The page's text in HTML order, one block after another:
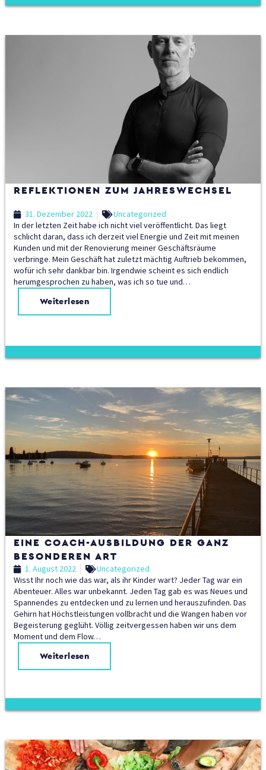
REFLEKTIONEN ZUM JAHRESWECHSEL
31. Dezember 2022
Uncategorized
In der letzten Zeit habe ich nicht viel veröffentlicht. Das liegt
schlicht daran, dass ich derzeit viel Energie und Zeit mit meinen
Kunden und mit der Renovierung meiner Geschäftsräume
verbringe. Mein Geschäft hat zuletzt mächtig Auftrieb bekommen,
wofür ich sehr dankbar bin. Irgendwie scheint es sich endlich
herumgesprochen zu haben, was ich so tue und…
Weiterlesen
EINE COACH-AUSBILDUNG DER GANZ
BESONDEREN ART
1. August 2022
Uncategorized
Wisst Ihr noch wie das war, als ihr Kinder wart? Jeder Tag war ein
Abenteuer. Alles war unbekannt. Jeden Tag gab es was Neues und
Spannendes zu entdecken und zu lernen und herauszufinden. Das
Gehirn hat Höchstleistungen vollbracht und die Wangen haben vor
Begeisterung geglüht. Völlig zeitvergessen haben wir uns dem
Moment und dem Flow…
Weiterlesen